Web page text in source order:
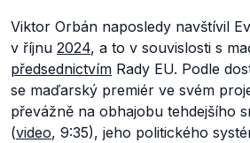
Viktor Orbán naposledy navštívil
v říjnu 2024, a to v souvislosti s
předsednictvím Rady EU. Podle
se maďarský premiér ve svém
převážně na obhajobu tehdejšího
(video, 9:35), jeho politického